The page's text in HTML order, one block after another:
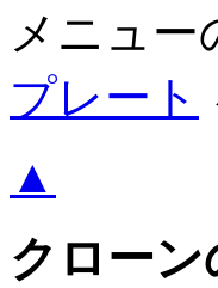
メニュ
プレート
▲
クローン